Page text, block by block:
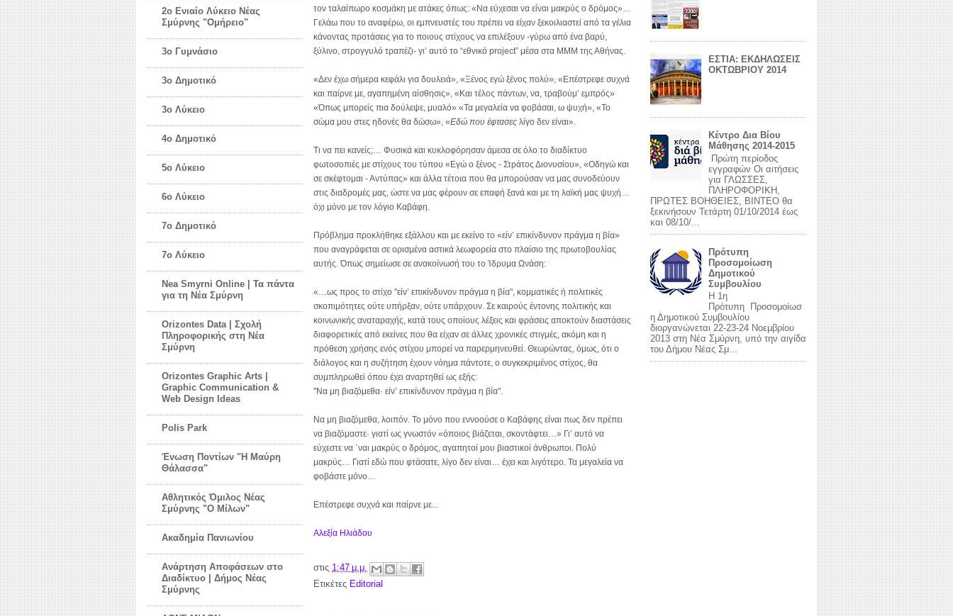
2ο Ενιαίο Λύκειο Νέας
Σμύρνης "Ομήρειο"
3ο Γυμνάσιο
3ο Δημοτικό
3ο Λύκειο
4ο Δημοτικό
5ο Λύκειο
6ο Λύκειο
7ο Δημοτικό
7ο Λύκειο
Nea Smyrni Online | Τα πάντα
για τη Νέα Σμύρνη
Orizontes Data | Σχολή
Πληροφορικής στη Νέα
Σμύρνη
Orizontes Graphic Arts |
Graphic Communication &
Web Design Ideas
Polis Park
Ένωση Ποντίων "Η Μαύρη
Θάλασσα"
Αθλητικός Όμιλος Νέας
Σμύρνης "Ο Μίλων"
Ακαδημία Πανιωνίου
Ανάρτηση Αποφάσεων στο
Διαδίκτυο | Δήμος Νέας
Σμύρνης
τον ταλαίπωρο κοσμάκη με ατάκες όπως: «Να εύχεσαι να είναι μακρύς ο δρόμος»…
Γελάω που το αναφέρω, οι εμπνευστές του πρέπει να είχαν ξεκοιλιαστεί από τα γέλια
κάνοντας προτάσεις για το ποιους στίχους να επιλέξουν -γύρω από ένα βαρύ,
ξύλινο, στρογγυλό τραπέζι- γι’ αυτό το “εθνικό project” μέσα στα ΜΜΜ της Αθήνας.
«Δεν έχω σήμερα κεφάλι για δουλειά», «Ξένος εγώ ξένος πολύ», «Επέστρεφε συχνά
και παίρνε με, αγαπημένη αίσθησις», «Και τέλος πάντων, να, τραβούμ’ εμπρός»
«Όπως μπορείς πια δούλεψε, μυαλό» «Τα μεγαλεία να φοβάσαι, ω ψυχή», «Το
σώμα μου στες ηδονές θα δώσω», «Εδώ που έφτασες λίγο δεν είναι».
Τι να πει κανείς;… Φυσικά και κυκλοφόρησαν άμεσα σε όλο το διαδίκτυο
φωτοσοπιές με στίχους του τύπου «Εγώ ο ξένος - Στράτος Διονυσίου», «Οδηγώ και
σε σκέφτομαι - Αντύπας» και άλλα τέτοια που θα μπορούσαν να μας συνοδεύουν
στις διαδρομές μας, ώστε να μας φέρουν σε επαφή ξανά και με τη λαϊκή μας ψυχή…
όχι μόνο με τον λόγιο Καβάφη.
Πρόβλημα προκλήθηκε εξάλλου και με εκείνο το «είν’ επικίνδυνον πράγμα η βία»
που αναγράφεται σε ορισμένα αστικά λεωφορεία στο πλαίσιο της πρωτοβουλίας
αυτής. Όπως σημείωσε σε ανακοίνωσή του το Ίδρυμα Ωνάση:
«…ως προς το στίχο "είν’ επικίνδυνον πράγμα η βία", κομματικές ή πολιτικές
σκοπιμότητες ούτε υπήρξαν, ούτε υπάρχουν. Σε καιρούς έντονης πολιτικής και
κοινωνικής αναταραχής, κατά τους οποίους λέξεις και φράσεις αποκτούν διαστάσεις
διαφορετικές από εκείνες που θα είχαν σε άλλες χρονικές στιγμές, ακόμη και η
πρόθεση χρήσης ενός στίχου μπορεί να παρερμηνευθεί. Θεωρώντας, όμως, ότι ο
διάλογος και η συζήτηση έχουν νόημα πάντοτε, ο συγκεκριμένος στίχος, θα
συμπληρωθεί όπου έχει αναρτηθεί ως εξής:
"Να μη βιαζόμεθα· είν’ επικίνδυνον πράγμα η βία".
Να μη βιαζόμεθα, λοιπόν. Το μόνο που εννοούσε ο Καβάφης είναι πως δεν πρέπει
να βιαζόμαστε· γιατί ως γνωστόν «όποιος βιάζεται, σκοντάφτει…» Γι’ αυτό να
εύχεστε να ΄ναι μακρύς ο δρόμος, αγαπητοί μου βιαστικοί άνθρωποι. Πολύ
μακρύς… Γιατί εδώ που φτάσατε, λίγο δεν είναι… έχει και λιγότερο. Τα μεγαλεία να
φοβάστε μόνο…
Επέστρεφε συχνά και παίρνε με...
Αλεξία Ηλιάδου
στις 1:47 μ.μ.
Ετικέτες Editorial
ΕΣΤΙΑ: ΕΚΔΗΛΩΣΕΙΣ
ΟΚΤΩΒΡΙΟΥ 2014
Κέντρο Δια Βίου
Μάθησης 2014-2015
Πρώτη περίοδος
εγγραφών Οι αιτήσεις
για ΓΛΩΣΣΕΣ,
ΠΛΗΡΟΦΟΡΙΚΗ,
ΠΡΩΤΕΣ ΒΟΗΘΕΙΕΣ, ΒΙΝΤΕΟ θα
ξεκινήσουν Τετάρτη 01/10/2014 έως
και 08/10/...
Πρότυπη
Προσομοίωση
Δημοτικού
Συμβουλίου
Η 1η
Πρότυπη Προσομοίωσ
η Δημοτικού Συμβουλίου
διοργανώνεται 22-23-24 Νοεμβρίου
2013 στη Νέα Σμύρνη, υπό την αιγίδα
του Δήμου Νέας Σμ...